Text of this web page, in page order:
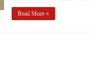
Read More »